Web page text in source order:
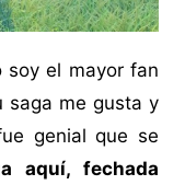
soy el mayor fan
saga me gusta y
genial que se
aquí, fechada